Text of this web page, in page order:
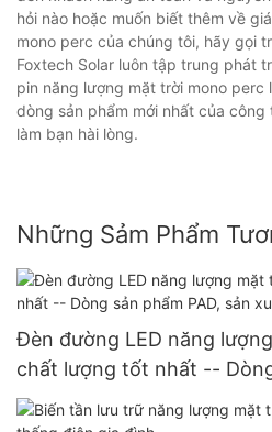
hỏi nào hoặc muốn biết thêm về
mono perc của chúng tôi, hãy gọi
Foxtech Solar luôn tập trung phát
pin năng lượng mặt trời mono perc
dòng sản phẩm mới nhất của
làm bạn hài lòng.
Những Sảm Phẩm
Đèn đường LED năng
chất lượng tốt nhất --
xuất tại nhà máy.